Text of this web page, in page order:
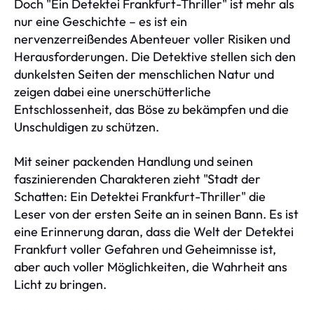
Doch "Ein Detektei Frankfurt-Thriller" ist mehr als
nur eine Geschichte – es ist ein
nervenzerreißendes Abenteuer voller Risiken und
Herausforderungen. Die Detektive stellen sich den
dunkelsten Seiten der menschlichen Natur und
zeigen dabei eine unerschütterliche
Entschlossenheit, das Böse zu bekämpfen und die
Unschuldigen zu schützen.
Mit seiner packenden Handlung und seinen
faszinierenden Charakteren zieht "Stadt der
Schatten: Ein Detektei Frankfurt-Thriller" die
Leser von der ersten Seite an in seinen Bann. Es ist
eine Erinnerung daran, dass die Welt der Detektei
Frankfurt voller Gefahren und Geheimnisse ist,
aber auch voller Möglichkeiten, die Wahrheit ans
Licht zu bringen.